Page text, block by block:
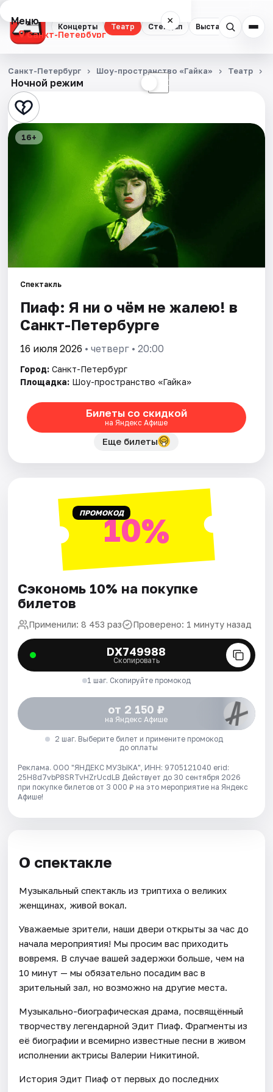
Концерты Театр Стендап Выставки
Меню ×
Санкт-Петербург
Концерты
Театр
Стендап
События
Города
Площадки
Рейтинги
Ночной режим ☾
Санкт-Петербург Шоу-пространство «Гайка» Театр
16+
Спектакль
Пиаф: Я ни о чём не жалею! в
Санкт-Петербурге
16 июля 2026 • четверг • 20:00
Город: Санкт-Петербург
Площадка: Шоу-пространство «Гайка»
Билеты со скидкой
на Яндекс Афише
Еще билеты
ПРОМОКОД10%
Сэкономь 10% на покупке
билетов
Применили: 8 453 раз Проверено: 1 минуту назад
DX749988
Скопировать
1 шаг. Скопируйте промокод
от 2 150 ₽
на Яндекс Афише
2 шаг. Выберите билет и примените промокод
до оплаты
Реклама. ООО "ЯНДЕКС МУЗЫКА", ИНН: 9705121040 erid:
25H8d7vbP8SRTvHZrUcdLB Действует до 30 сентября 2026
при покупке билетов от 3 000 ₽ на это мероприятие на Яндекс
Афише!
О спектакле
Музыкальный спектакль из триптиха о великих
женщинах, живой вокал.
Уважаемые зрители, наши двери открыты за час до
начала мероприятия! Мы просим вас приходить
вовремя. В случае вашей задержки больше, чем на
10 минут — мы обязательно посадим вас в
зрительный зал, но возможно на другие места.
Музыкально-биографическая драма, посвящённый
творчеству легендарной Эдит Пиаф. Фрагменты из
её биографии и всемирно известные песни в живом
исполнении актрисы Валерии Никитиной.
История Эдит Пиаф от первых до последних